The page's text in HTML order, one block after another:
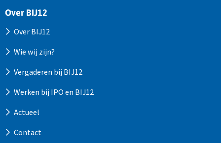
Over BIJ12
Over BIJ12
Wie wij zijn?
Vergaderen bij BIJ12
Werken bij IPO en BIJ12
Actueel
Contact